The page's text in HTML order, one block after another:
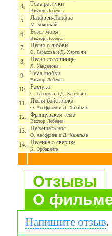
4. Тема разлуки
Виктор Лебедев
5. Ланфрен-Ланфра
М. Боярский
6. Берег моря
Виктор Лебедев
7. Песня о любви
С. Тарасова и Д. Харатьян
8. Песня лотошницы
Л. Кандалова
9. Тема любви
Виктор Лебедев
10. Разлука
С. Тарасова и Д. Харатьян
11. Песня байстрюка
О. Анофриев и Д. Харатьян
12. Французская тема
Виктор Лебедев
13. Не вешать нос
О. Анофриев и Д. Харатьян
14. Песенка о сверчке
К. Орбакайте
Отзывы
О
Напишите отзыв.